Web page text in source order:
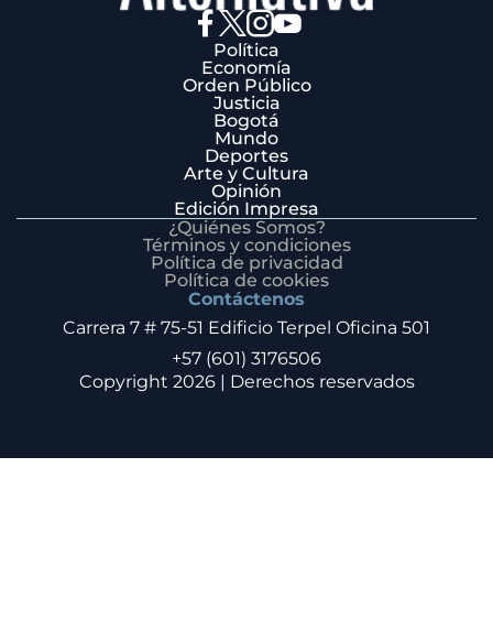
Política
Economía
Orden Público
Justicia
Bogotá
Mundo
Deportes
Arte y Cultura
Opinión
Edición Impresa
¿Quiénes Somos?
Términos y condiciones
Política de privacidad
Política de cookies
Contáctenos
Carrera 7 # 75-51 Edificio Terpel Oficina 501
+57 (601) 3176506
Copyright 2026 | Derechos reservados